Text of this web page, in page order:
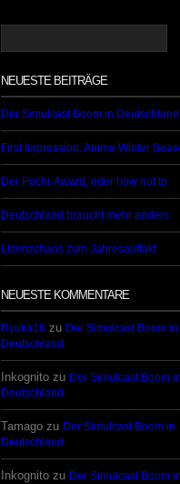
NEUESTE BEITRÄGE
Der Simulcast Boom in Deutschland
First Impression: Anime Winter
Der Pochi-Award, oder how not to
Deutschland braucht mehr anders
Lizenzchaos zum Jahresauftakt
NEUESTE KOMMENTARE
Ryuka16 zu Der Simulcast Boom in
Deutschland
Inkognito zu Der Simulcast Boom in
Deutschland
Tamago zu Der Simulcast Boom in
Deutschland
Inkognito zu Der Simulcast Boom in